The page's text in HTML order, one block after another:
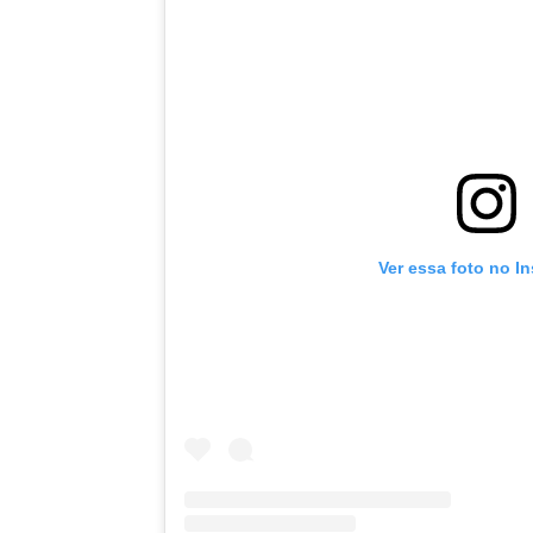
Ver essa foto no